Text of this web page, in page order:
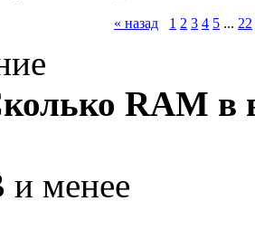
« назад 1 2 3 4 5 ... 22
RAM
и менее